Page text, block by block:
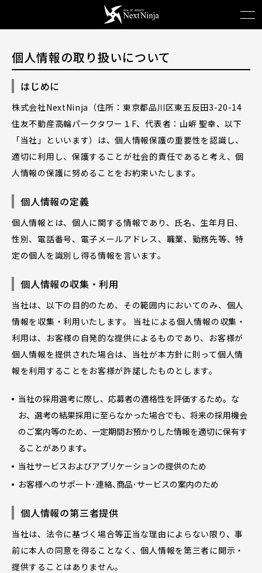
個人情報の取り扱いについて
はじめに
株式会社NextNinja（住所：東京都品川区東五反田3-20-14
住友不動産高輪パークタワー１F、代表者：山㟁 聖幸、以下
「当社」といいます）は、個人情報保護の重要性を認識し、
適切に利用し、保護することが社会的責任であると考え、個
人情報の保護に努めることをお約束いたします。
個人情報の定義
個人情報とは、個人に関する情報であり、氏名、生年月日、
性別、電話番号、電子メールアドレス、職業、勤務先等、特
定の個人を識別し得る情報を言います。
個人情報の収集・利用
当社は、以下の目的のため、その範囲内においてのみ、個人
情報を収集・利用いたします。 当社による個人情報の収集・
利用は、お客様の自発的な提供によるものであり、お客様が
個人情報を提供された場合は、当社が本方針に則って個人情
報を利用することをお客様が許諾したものとします。
当社の採用選考に際し、応募者の適格性を評価するため。な
お、選考の結果採用に至らなかった場合でも、将来の採用機会
のご案内等のため、一定期間お預かりした情報を適切に保有す
ることがあります。
当社サービスおよびアプリケーションの提供のため
お客様へのサポート･連絡､商品･サービスの案内のため
個人情報の第三者提供
当社は、法令に基づく場合等正当な理由によらない限り、事
前に本人の同意を得ることなく、個人情報を第三者に開示・
提供することはありません。